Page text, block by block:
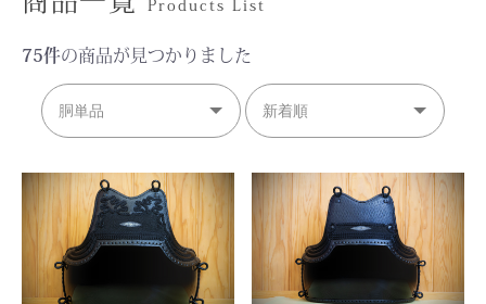
75件の商品が見つかりました